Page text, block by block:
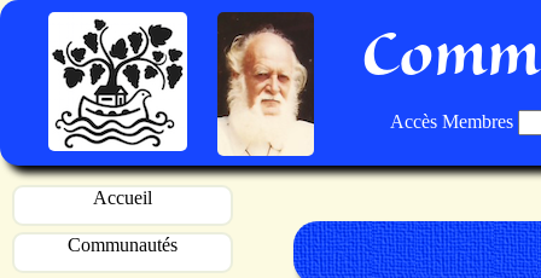
Accès Membres
Accueil
Communautés